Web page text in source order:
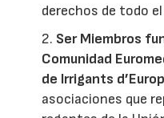
derechos de todo
2. Ser Miembros
Comunidad
de Irrigants
asociaciones que